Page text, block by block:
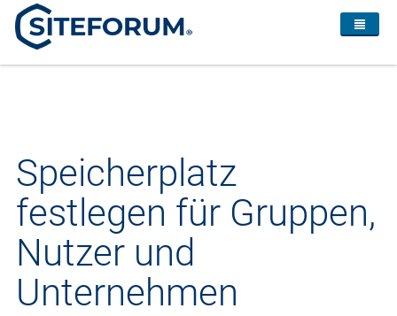
Speicherplatz
festlegen für Gruppen,
Nutzer und
Unternehmen